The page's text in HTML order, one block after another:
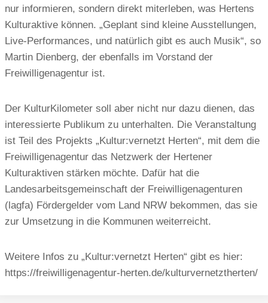
nur informieren, sondern direkt miterleben, was Hertens
Kulturaktive können. „Geplant sind kleine Ausstellungen,
Live-Performances, und natürlich gibt es auch Musik“, so
Martin Dienberg, der ebenfalls im Vorstand der
Freiwilligenagentur ist.
Der KulturKilometer soll aber nicht nur dazu dienen, das
interessierte Publikum zu unterhalten. Die Veranstaltung
ist Teil des Projekts „Kultur:vernetzt Herten“, mit dem die
Freiwilligenagentur das Netzwerk der Hertener
Kulturaktiven stärken möchte. Dafür hat die
Landesarbeitsgemeinschaft der Freiwilligenagenturen
(lagfa) Fördergelder vom Land NRW bekommen, das sie
zur Umsetzung in die Kommunen weiterreicht.
Weitere Infos zu „Kultur:vernetzt Herten“ gibt es hier:
https://freiwilligenagentur-herten.de/kulturvernetztherten/